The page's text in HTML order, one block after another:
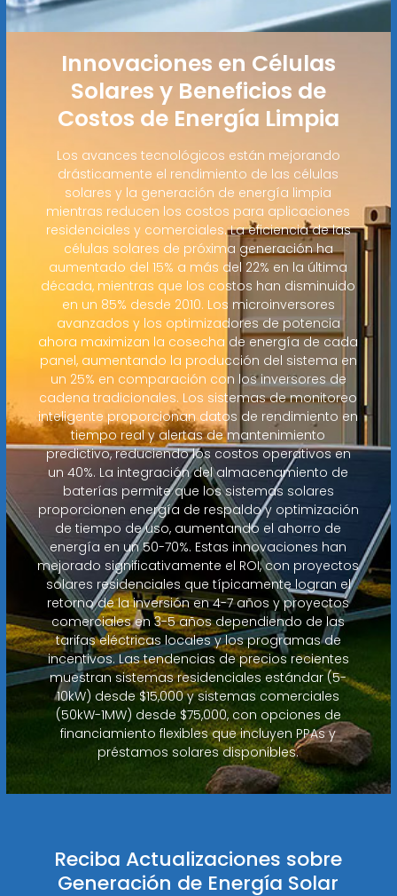
Innovaciones en Células
Solares y Beneficios de
Costos de Energía Limpia
Los avances tecnológicos están mejorando
drásticamente el rendimiento de las células
solares y la generación de energía limpia
mientras reducen los costos para aplicaciones
residenciales y comerciales. La eficiencia de las
células solares de próxima generación ha
aumentado del 15% a más del 22% en la última
década, mientras que los costos han disminuido
en un 85% desde 2010. Los microinversores
avanzados y los optimizadores de potencia
ahora maximizan la cosecha de energía de cada
panel, aumentando la producción del sistema en
un 25% en comparación con los inversores de
cadena tradicionales. Los sistemas de monitoreo
inteligente proporcionan datos de rendimiento en
tiempo real y alertas de mantenimiento
predictivo, reduciendo los costos operativos en
un 40%. La integración del almacenamiento de
baterías permite que los sistemas solares
proporcionen energía de respaldo y optimización
de tiempo de uso, aumentando el ahorro de
energía en un 50-70%. Estas innovaciones han
mejorado significativamente el ROI, con proyectos
solares residenciales que típicamente logran el
retorno de la inversión en 4-7 años y proyectos
comerciales en 3-5 años dependiendo de las
tarifas eléctricas locales y los programas de
incentivos. Las tendencias de precios recientes
muestran sistemas residenciales estándar (5-
10kW) desde $15,000 y sistemas comerciales
(50kW-1MW) desde $75,000, con opciones de
financiamiento flexibles que incluyen PPAs y
préstamos solares disponibles.
Reciba Actualizaciones sobre
Generación de Energía Solar